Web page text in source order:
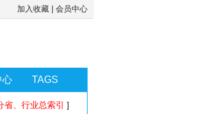
加入收藏 会员中心
心 TAGS
省、行业总索引 ]